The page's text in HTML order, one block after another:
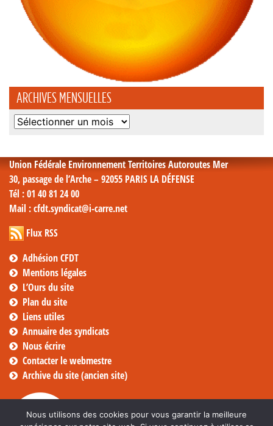
ARCHIVES MENSUELLES
Archives
Union Fédérale Environnement Territoires Autoroutes Mer
30, passage de l’Arche – 92055 PARIS LA DÉFENSE
Tél : 01 40 81 24 00
Mail : cfdt.syndicat@i-carre.net
Flux RSS
Adhésion CFDT
Mentions légales
L’Ours du site
Plan du site
Liens utiles
Annuaire des syndicats
Nous écrire
Contacter le webmestre
Archive du site (ancien site)
Nous utilisons des cookies pour vous garantir la meilleure